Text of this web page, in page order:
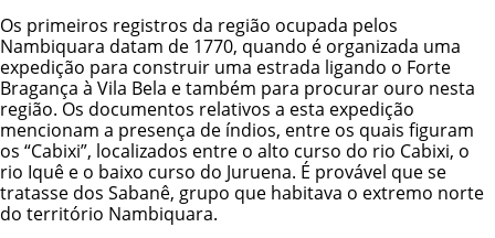
Os primeiros registros da região ocupada pelos
Nambiquara datam de 1770, quando é organizada uma
expedição para construir uma estrada ligando o Forte
Bragança à Vila Bela e também para procurar ouro nesta
região. Os documentos relativos a esta expedição
mencionam a presença de índios, entre os quais figuram
os “Cabixi”, localizados entre o alto curso do rio Cabixi, o
rio Iquê e o baixo curso do Juruena. É provável que se
tratasse dos Sabanê, grupo que habitava o extremo norte
do território Nambiquara.